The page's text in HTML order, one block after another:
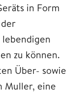
in Form
zu können.
Über- sowie
Muller, eine